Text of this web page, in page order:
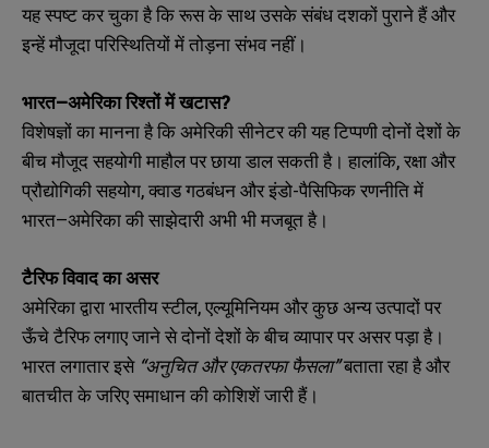
a
m
a
m
यह स्पष्ट कर चुका है कि रूस के साथ उसके संबंध दशकों पुराने हैं और
इन्हें मौजूदा परिस्थितियों में तोड़ना संभव नहीं।
भारत–अमेरिका रिश्तों में खटास?
विशेषज्ञों का मानना है कि अमेरिकी सीनेटर की यह टिप्पणी दोनों देशों के
बीच मौजूद सहयोगी माहौल पर छाया डाल सकती है। हालांकि, रक्षा और
प्रौद्योगिकी सहयोग, क्वाड गठबंधन और इंडो-पैसिफिक रणनीति में
भारत–अमेरिका की साझेदारी अभी भी मजबूत है।
टैरिफ विवाद का असर
अमेरिका द्वारा भारतीय स्टील, एल्यूमिनियम और कुछ अन्य उत्पादों पर
ऊँचे टैरिफ लगाए जाने से दोनों देशों के बीच व्यापार पर असर पड़ा है।
भारत लगातार इसे “अनुचित और एकतरफा फैसला”बताता रहा है और
बातचीत के जरिए समाधान की कोशिशें जारी हैं।